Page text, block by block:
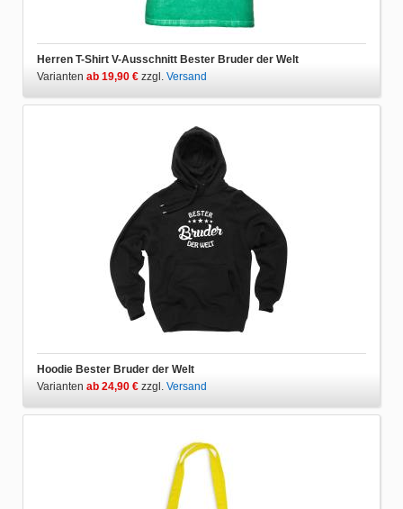
Herren T-Shirt V-Ausschnitt Bester Bruder der Welt
Varianten ab 19,90 € zzgl. Versand
Hoodie Bester Bruder der Welt
Varianten ab 24,90 € zzgl. Versand